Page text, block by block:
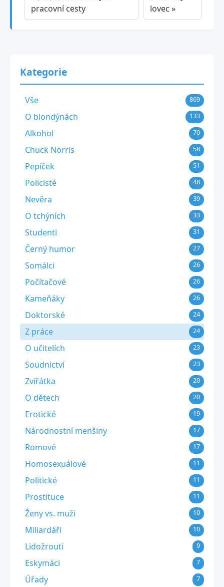
pracovní cesty
lovec »
Kategorie
Vše 869
O blondýnách 133
Alkohol 70
Chuck Norris 58
Pepíček 51
Policisté 48
Nevěra 39
O tchýních 33
Studenti 31
Černý humor 27
Somálci 26
Počítačové 26
Kameňáky 26
Doktorské 24
Z práce 24
O učitelích 23
Soudnictví 23
Zvířátka 20
O dětech 20
Erotické 19
Národnostní menšiny 17
Romové 17
Homosexuálové 11
Politické 11
Prostituce 11
Ženy vs. muži 10
Miliardáři 10
Lidožrouti 9
Eskymáci 7
Úřady 7